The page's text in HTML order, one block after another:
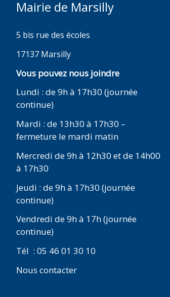
Mairie de Marsilly
5 bis rue des écoles
17137 Marsilly
Vous pouvez nous joindre
Lundi : de 9h à 17h30 (journée
continue)
Mardi : de 13h30 à 17h30 –
fermeture le mardi matin
Mercredi de 9h à 12h30 et de 14h00
à 17h30
Jeudi : de 9h à 17h30 (journée
continue)
Vendredi de 9h à 17h (journée
continue)
Tél : 05 46 01 30 10
Nous contacter